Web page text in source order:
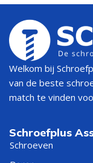
Welkom bij
van de beste
match te vinden
Schroefplus
Schroeven